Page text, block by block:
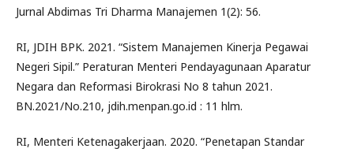
Jurnal Abdimas Tri Dharma Manajemen 1(2): 56.
RI, JDIH BPK. 2021. “Sistem Manajemen Kinerja Pegawai
Negeri Sipil.” Peraturan Menteri Pendayagunaan Aparatur
Negara dan Reformasi Birokrasi No 8 tahun 2021.
BN.2021/No.210, jdih.menpan.go.id : 11 hlm.
RI, Menteri Ketenagakerjaan. 2020. “Penetapan Standar